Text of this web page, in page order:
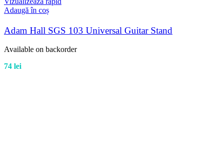
Adaugă în coș
Adam Hall SGS 103 Universal Guitar Stand
Available on backorder
74 lei